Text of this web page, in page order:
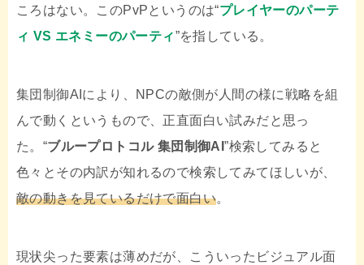
ころはない。このPvPというのは“プレイヤーのパーテ
ィ VS エネミーのパーティ”を指している。
集団制御AIにより、NPCの敵側が人間の様に戦略を組
んで動くというもので、正直面白い試みだと思っ
た。“ブループロトコル 集団制御AI”検索してみると
色々とその内訳が知れるので検索してみてほしいが、
敵の動きを見ているだけで面白い。
現状尖った要素は薄めだが、こういったビジュアル面